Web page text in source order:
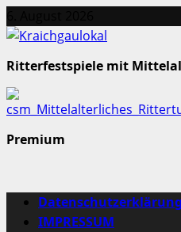
Inhalt
Ritterfestspiele mit
Premium
Primäres
Menü
Datenschutzerklärung
IMPRESSUM